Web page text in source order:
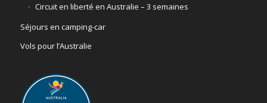
Circuit en liberté en Australie – 3 semaines
Séjours en camping-car
Vols pour l’Australie